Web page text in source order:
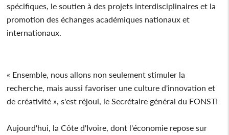
spécifiques, le soutien à des projets interdisciplinaires et la
promotion des échanges académiques nationaux et
internationaux.
« Ensemble, nous allons non seulement stimuler la
recherche, mais aussi favoriser une culture d'innovation et
de créativité », s'est réjoui, le Secrétaire général du FONSTI
Aujourd'hui, la Côte d'Ivoire, dont l'économie repose sur